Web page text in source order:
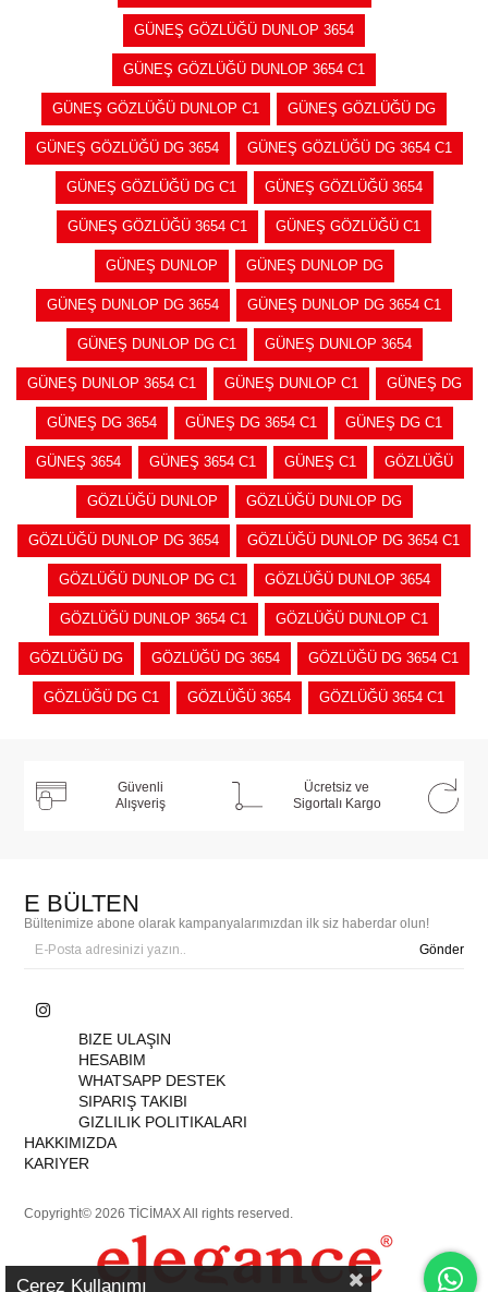
GÜNEŞ GÖZLÜĞÜ DUNLOP 3654
GÜNEŞ GÖZLÜĞÜ DUNLOP 3654 C1
GÜNEŞ GÖZLÜĞÜ DUNLOP C1 GÜNEŞ GÖZLÜĞÜ DG
GÜNEŞ GÖZLÜĞÜ DG 3654 GÜNEŞ GÖZLÜĞÜ DG 3654 C1
GÜNEŞ GÖZLÜĞÜ DG C1 GÜNEŞ GÖZLÜĞÜ 3654
GÜNEŞ GÖZLÜĞÜ 3654 C1 GÜNEŞ GÖZLÜĞÜ C1
GÜNEŞ DUNLOP GÜNEŞ DUNLOP DG
GÜNEŞ DUNLOP DG 3654 GÜNEŞ DUNLOP DG 3654 C1
GÜNEŞ DUNLOP DG C1 GÜNEŞ DUNLOP 3654
GÜNEŞ DUNLOP 3654 C1 GÜNEŞ DUNLOP C1 GÜNEŞ DG
GÜNEŞ DG 3654 GÜNEŞ DG 3654 C1 GÜNEŞ DG C1
GÜNEŞ 3654 GÜNEŞ 3654 C1 GÜNEŞ C1 GÖZLÜĞÜ
GÖZLÜĞÜ DUNLOP GÖZLÜĞÜ DUNLOP DG
GÖZLÜĞÜ DUNLOP DG 3654 GÖZLÜĞÜ DUNLOP DG 3654 C1
GÖZLÜĞÜ DUNLOP DG C1 GÖZLÜĞÜ DUNLOP 3654
GÖZLÜĞÜ DUNLOP 3654 C1 GÖZLÜĞÜ DUNLOP C1
GÖZLÜĞÜ DG GÖZLÜĞÜ DG 3654 GÖZLÜĞÜ DG 3654 C1
GÖZLÜĞÜ DG C1 GÖZLÜĞÜ 3654 GÖZLÜĞÜ 3654 C1
Güvenli
Alışveriş
Ücretsiz ve
Sigortalı Kargo
E BÜLTEN
Bültenimize abone olarak kampanyalarımızdan ilk siz haberdar olun!
Gönder
BIZE ULAŞIN
HESABIM
WHATSAPP DESTEK
SIPARIŞ TAKIBI
GIZLILIK POLITIKALARI
HAKKIMIZDA
KARIYER
Copyright© 2026 TİCİMAX All rights reserved.
Çerez Kullanımı